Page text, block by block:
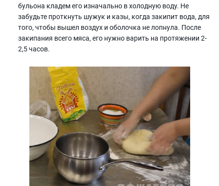
бульона кладем его изначально в холодную воду. Не
забудьте проткнуть шужук и казы, когда закипит вода, для
того, чтобы вышел воздух и оболочка не лопнула. После
закипания всего мяса, его нужно варить на протяжении 2-
2,5 часов.